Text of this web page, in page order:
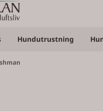
Hundutrustning